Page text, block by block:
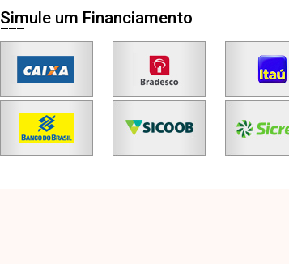
Simule um Financiamento